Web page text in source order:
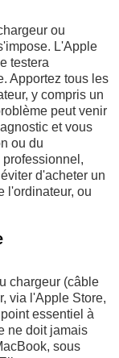
ou
L'Apple
testera
Apportez tous les
y compris un
peut venir
et vous
ou du
d'acheter un
l'ordinateur, ou
chargeur (câble
via l'Apple Store,
essentiel à
ne doit jamais
sous